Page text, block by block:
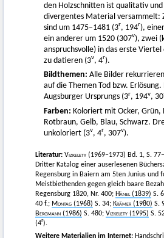
den Holzschnitten ist qualitativ
divergentes Material versammelt:
sind um 1475–1481 (3r, 194r),
ein anderer um 1520 (307v), zwei
anspruchsvolle) in das erste
zu datieren (3v, 4r).
Bildthemen: Alle Bilder
auf die Themen Tod bzw.
Augsburger Ursprungs (3r, 194v,
Farben: Koloriert mit Ocker, Grün,
Rotbraun, Gelb, Blau, Schwarz.
unkoloriert (3v, 4r, 307v).
Literatur: Vizkelety (1969–1973) Bd. 1, S.
Dritter Katalog einer auserlesenen
Regensburg in Baiern am 5ten Junius und
Meistbiethenden gegen gleich baare
Regensburg 1820, Nr. 400; Hänel(1839) S.
40 f.; Montag (1968) S. 34; Krämer (1980) S.
Bergmann (1986) S. 480; Vizkelety (1995) S.
(4r).
Weitere Materialien im Internet: